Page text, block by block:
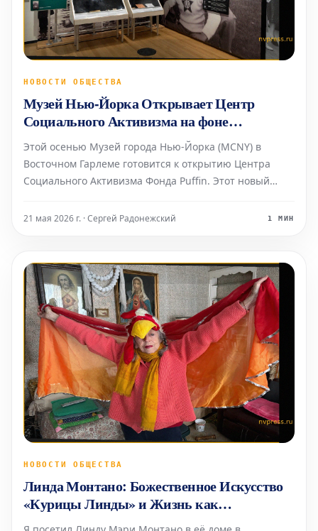
НОВОСТИ ОБЩЕСТВА
Музей Нью-Йорка Открывает Центр
Социального Активизма на фоне
Политических Вызовов
Этой осенью Музей города Нью-Йорка (MCNY) в
Восточном Гарлеме готовится к открытию Центра
Социального Активизма Фонда Puffin. Этот новый
социальной справедливости и богатой истории
21 мая 2026 г. · Сергей Радонежский 1 МИН
НОВОСТИ ОБЩЕСТВА
Линда Монтано: Божественное Искусство
«Курицы Линды» и Жизнь как
Перформанс